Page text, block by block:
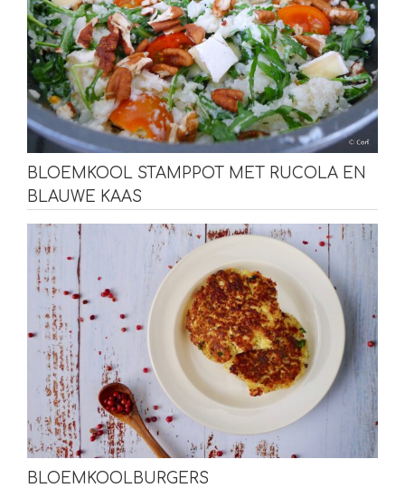
BLOEMKOOL STAMPPOT MET RUCOLA EN
BLAUWE KAAS
BLOEMKOOLBURGERS